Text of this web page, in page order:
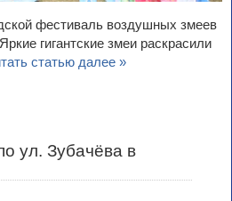
фестиваль воздушных змеев
гигантские змеи раскрасили
статью далее »
ул. Зубачёва в